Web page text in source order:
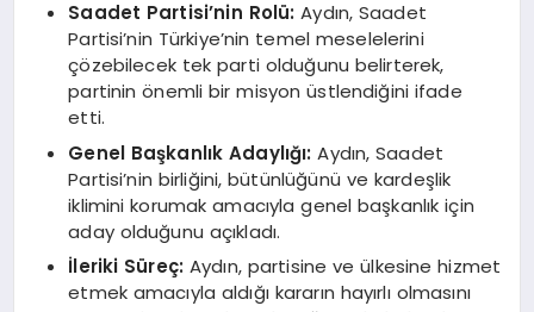
Saadet Partisi’nin Rolü: Aydın, Saadet
Partisi’nin Türkiye’nin temel meselelerini
çözebilecek tek parti olduğunu belirterek,
partinin önemli bir misyon üstlendiğini ifade
etti.
Genel Başkanlık Adaylığı: Aydın, Saadet
Partisi’nin birliğini, bütünlüğünü ve kardeşlik
iklimini korumak amacıyla genel başkanlık için
aday olduğunu açıkladı.
İleriki Süreç: Aydın, partisine ve ülkesine hizmet
etmek amacıyla aldığı kararın hayırlı olmasını